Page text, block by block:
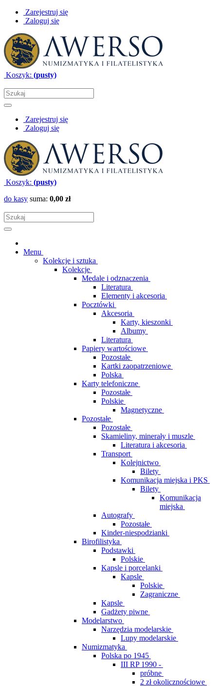
Zarejestruj się
Zaloguj się
Koszyk: (pusty)
Zarejestruj się
Zaloguj się
Koszyk: (pusty)
do kasy suma: 0,00 zł
Menu
Kolekcje i sztuka
Kolekcje
Medale i odznaczenia
Literatura
Elementy i akcesoria
Pocztówki
Akcesoria
Karty, kieszonki
Albumy
Literatura
Papiery wartościowe
Pozostałe
Kartki zaopatrzeniowe
Polska
Karty telefoniczne
Pozostałe
Polskie
Magnetyczne
Pozostałe
Pozostałe
Skamieliny, minerały i muszle
Literatura i akcesoria
Transport
Kolejnictwo
Bilety
Komunikacja miejska i PKS
Bilety
Komunikacja
miejska
Autografy
Pozostałe
Kinder-niespodzianki
Birofilistyka
Podstawki
Polskie
Kapsle i porcelanki
Kapsle
Polskie
Zagraniczne
Kapsle
Gadżety piwne
Modelarstwo
Narzędzia modelarskie
Lupy modelarskie
Numizmatyka
Polska po 1945
III RP 1990 -
próbne
2 zł okolicznościowe